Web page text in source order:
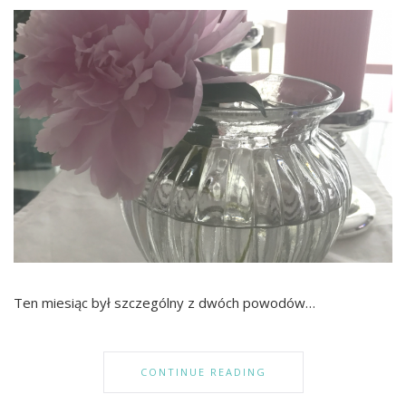
Ten miesiąc był szczególny z dwóch powodów…
CONTINUE READING